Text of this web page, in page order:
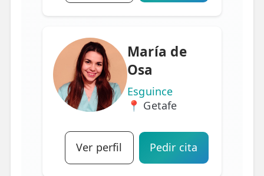
María de
Osa
Esguince
📍 Getafe
Ver perfil Pedir cita